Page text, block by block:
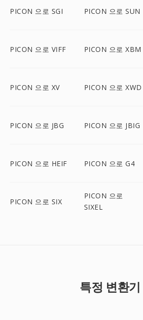
PICON 으로 SGI PICON 으로 SUN
PICON 으로 VIFF PICON 으로 XBM
PICON 으로 XV PICON 으로 XWD
PICON 으로 JBG PICON 으로 JBIG
PICON 으로 HEIF PICON 으로 G4
PICON 으로 SIX
PICON 으로
SIXEL
특정 변환기